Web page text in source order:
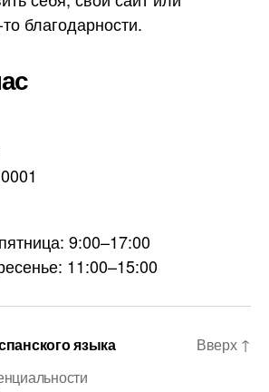
благодарности.
9:00–17:00
11:00–15:00
языка
Вверх ↑